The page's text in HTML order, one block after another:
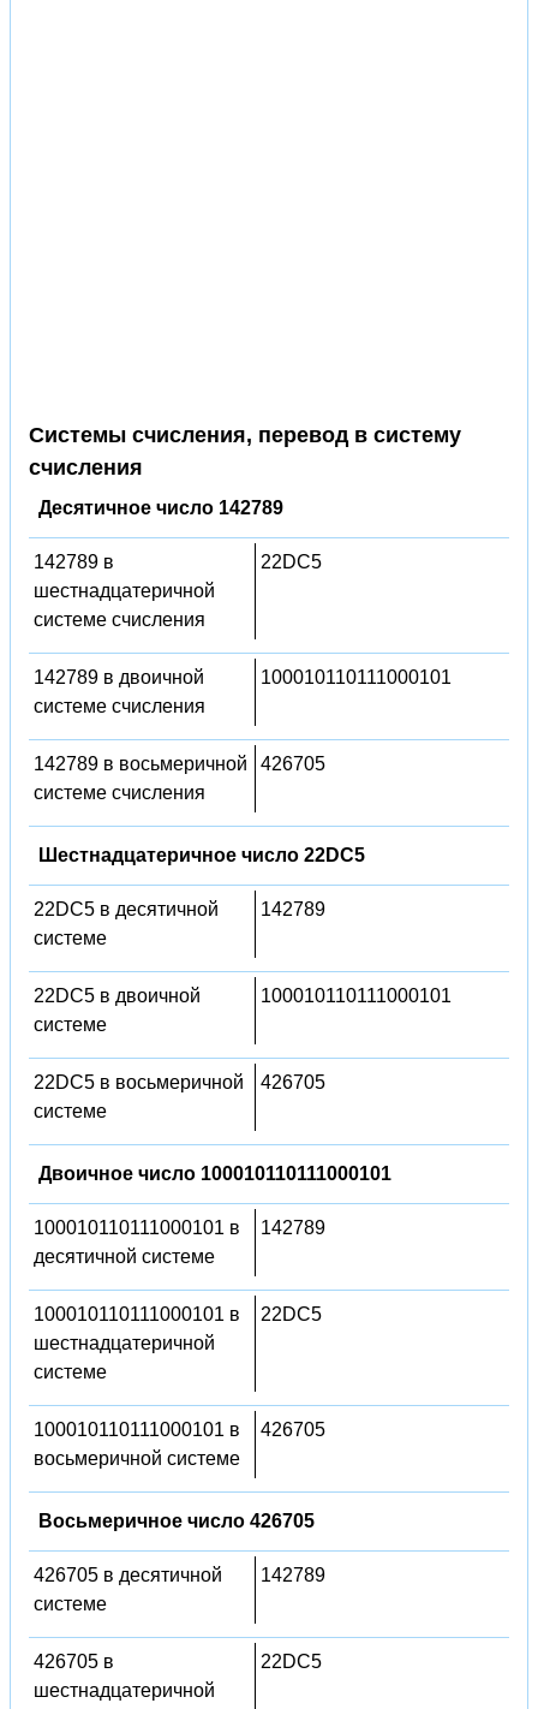
Системы счисления, перевод в систему
счисления
Десятичное число 142789
142789 в
шестнадцатеричной
системе счисления
22DC5
142789 в двоичной
системе счисления
100010110111000101
142789 в восьмеричной
системе счисления
426705
Шестнадцатеричное число 22DC5
22DC5 в десятичной
системе
142789
22DC5 в двоичной
системе
100010110111000101
22DC5 в восьмеричной
системе
426705
Двоичное число 100010110111000101
100010110111000101 в
десятичной системе
142789
100010110111000101 в
шестнадцатеричной
системе
22DC5
100010110111000101 в
восьмеричной системе
426705
Восьмеричное число 426705
426705 в десятичной
системе
142789
426705 в
шестнадцатеричной
22DC5